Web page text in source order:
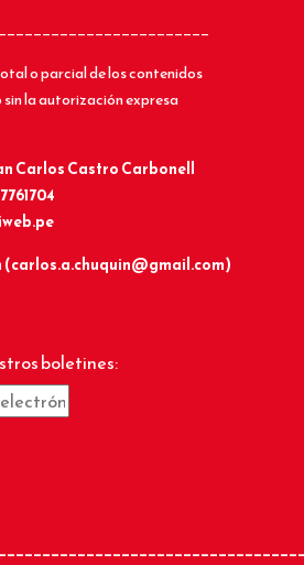
o parcial de los contenidos
la autorización expresa
Carlos Castro Carbonell
boletines: